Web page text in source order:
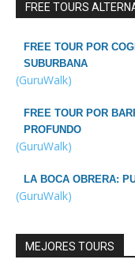
FREE TOURS
FREE TOUR POR
SUBURBANA
(GuruWalk)
FREE TOUR POR
PROFUNDO
(GuruWalk)
LA BOCA OBRERA:
(GuruWalk)
MEJORES TOURS